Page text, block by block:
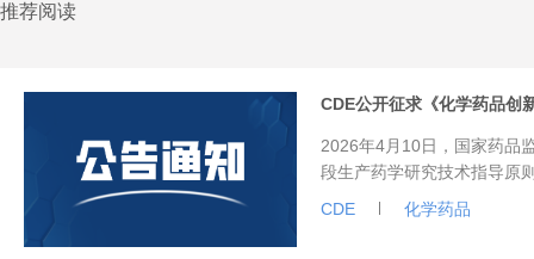
推荐阅读
CDE公开征求《化学药品创
2026年4月10日，国家药品
段生产药学研究技术指导原
月。
CDE 化学药品